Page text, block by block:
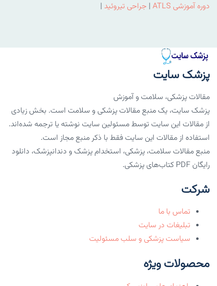
دوره آموزشی ATLS | جراحی تیروئید |
پزشک سایت
مقالات پزشکی، سلامت و آموزش
پزشک سایت، یک منبع مقالات پزشکی و سلامت است. بخش زیادی
از مقالات این سایت توسط مسئولین سایت نوشته یا ترجمه شده‌اند.
استفاده از مقالات این سایت فقط با ذکر منبع مجاز است.
منبع مقالات سلامت، پزشکی، استخدام پزشک و دندانپزشک، دانلود
رایگان PDF کتاب‌های پزشکی.
شرکت
تماس با ما
تبلیغات در سایت
سیاست پزشکی و سلب مسئولیت
محصولات ویژه